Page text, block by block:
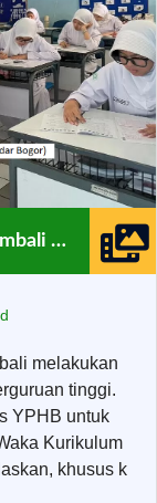
Ratusan pelajar SMA Plus YPHB kembali melakukan test TOEFL
melakukan
tinggi.
YPHB untuk
Kurikulum
khusus k